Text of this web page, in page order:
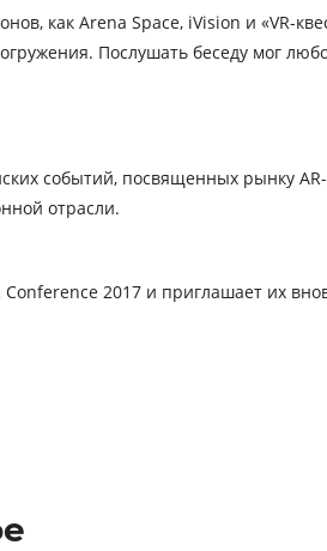
как Arena Space, iVision и «VR-
Послушать беседу мог
событий, посвященных рынку AR-
отрасли.
2017 и приглашает их